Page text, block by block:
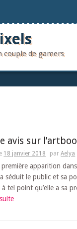
couple de gamers
avis sur
18 janvier 2018 parAelya
première apparition
séduit le public et sa
à tel point qu’elle a sa